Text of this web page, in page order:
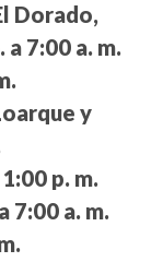
Dorado,
a 7:00 a. m.
y
p. m.
7:00 a. m.